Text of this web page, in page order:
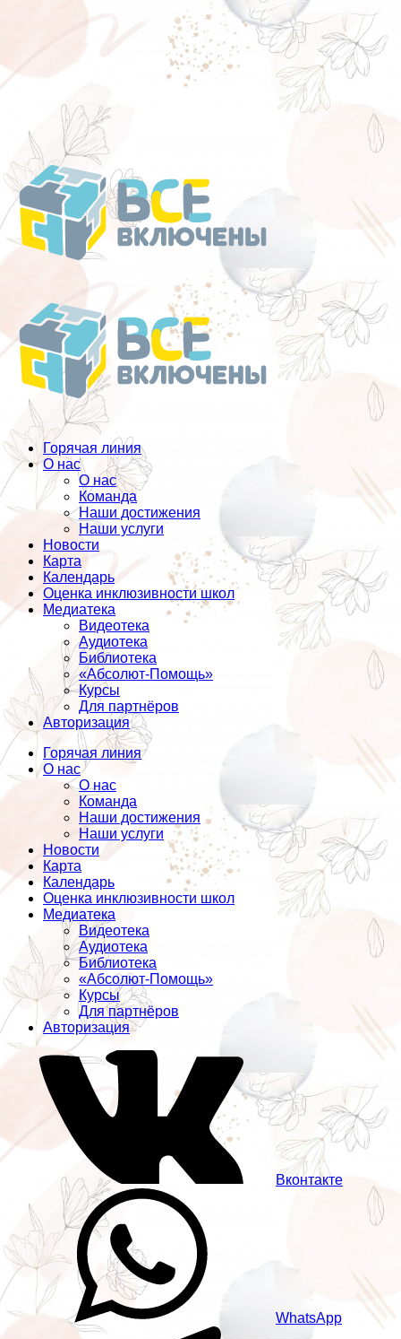
Перейти
к
содержанию
Горячая линия
О нас
О нас
Команда
Наши достижения
Наши услуги
Новости
Карта
Календарь
Оценка инклюзивности школ
Медиатека
Видеотека
Аудиотека
Библиотека
«Абсолют-Помощь»
Курсы
Для партнёров
Авторизация
Горячая линия
О нас
О нас
Команда
Наши достижения
Наши услуги
Новости
Карта
Календарь
Оценка инклюзивности школ
Медиатека
Видеотека
Аудиотека
Библиотека
«Абсолют-Помощь»
Курсы
Для партнёров
Авторизация
Вконтакте
WhatsApp